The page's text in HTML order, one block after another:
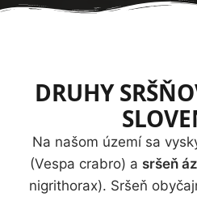
DRUHY
Na našom území sa
(Vespa crabro) a sršeň
nigrithorax). Sršeň